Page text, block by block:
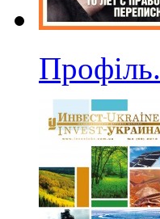
Профіль.